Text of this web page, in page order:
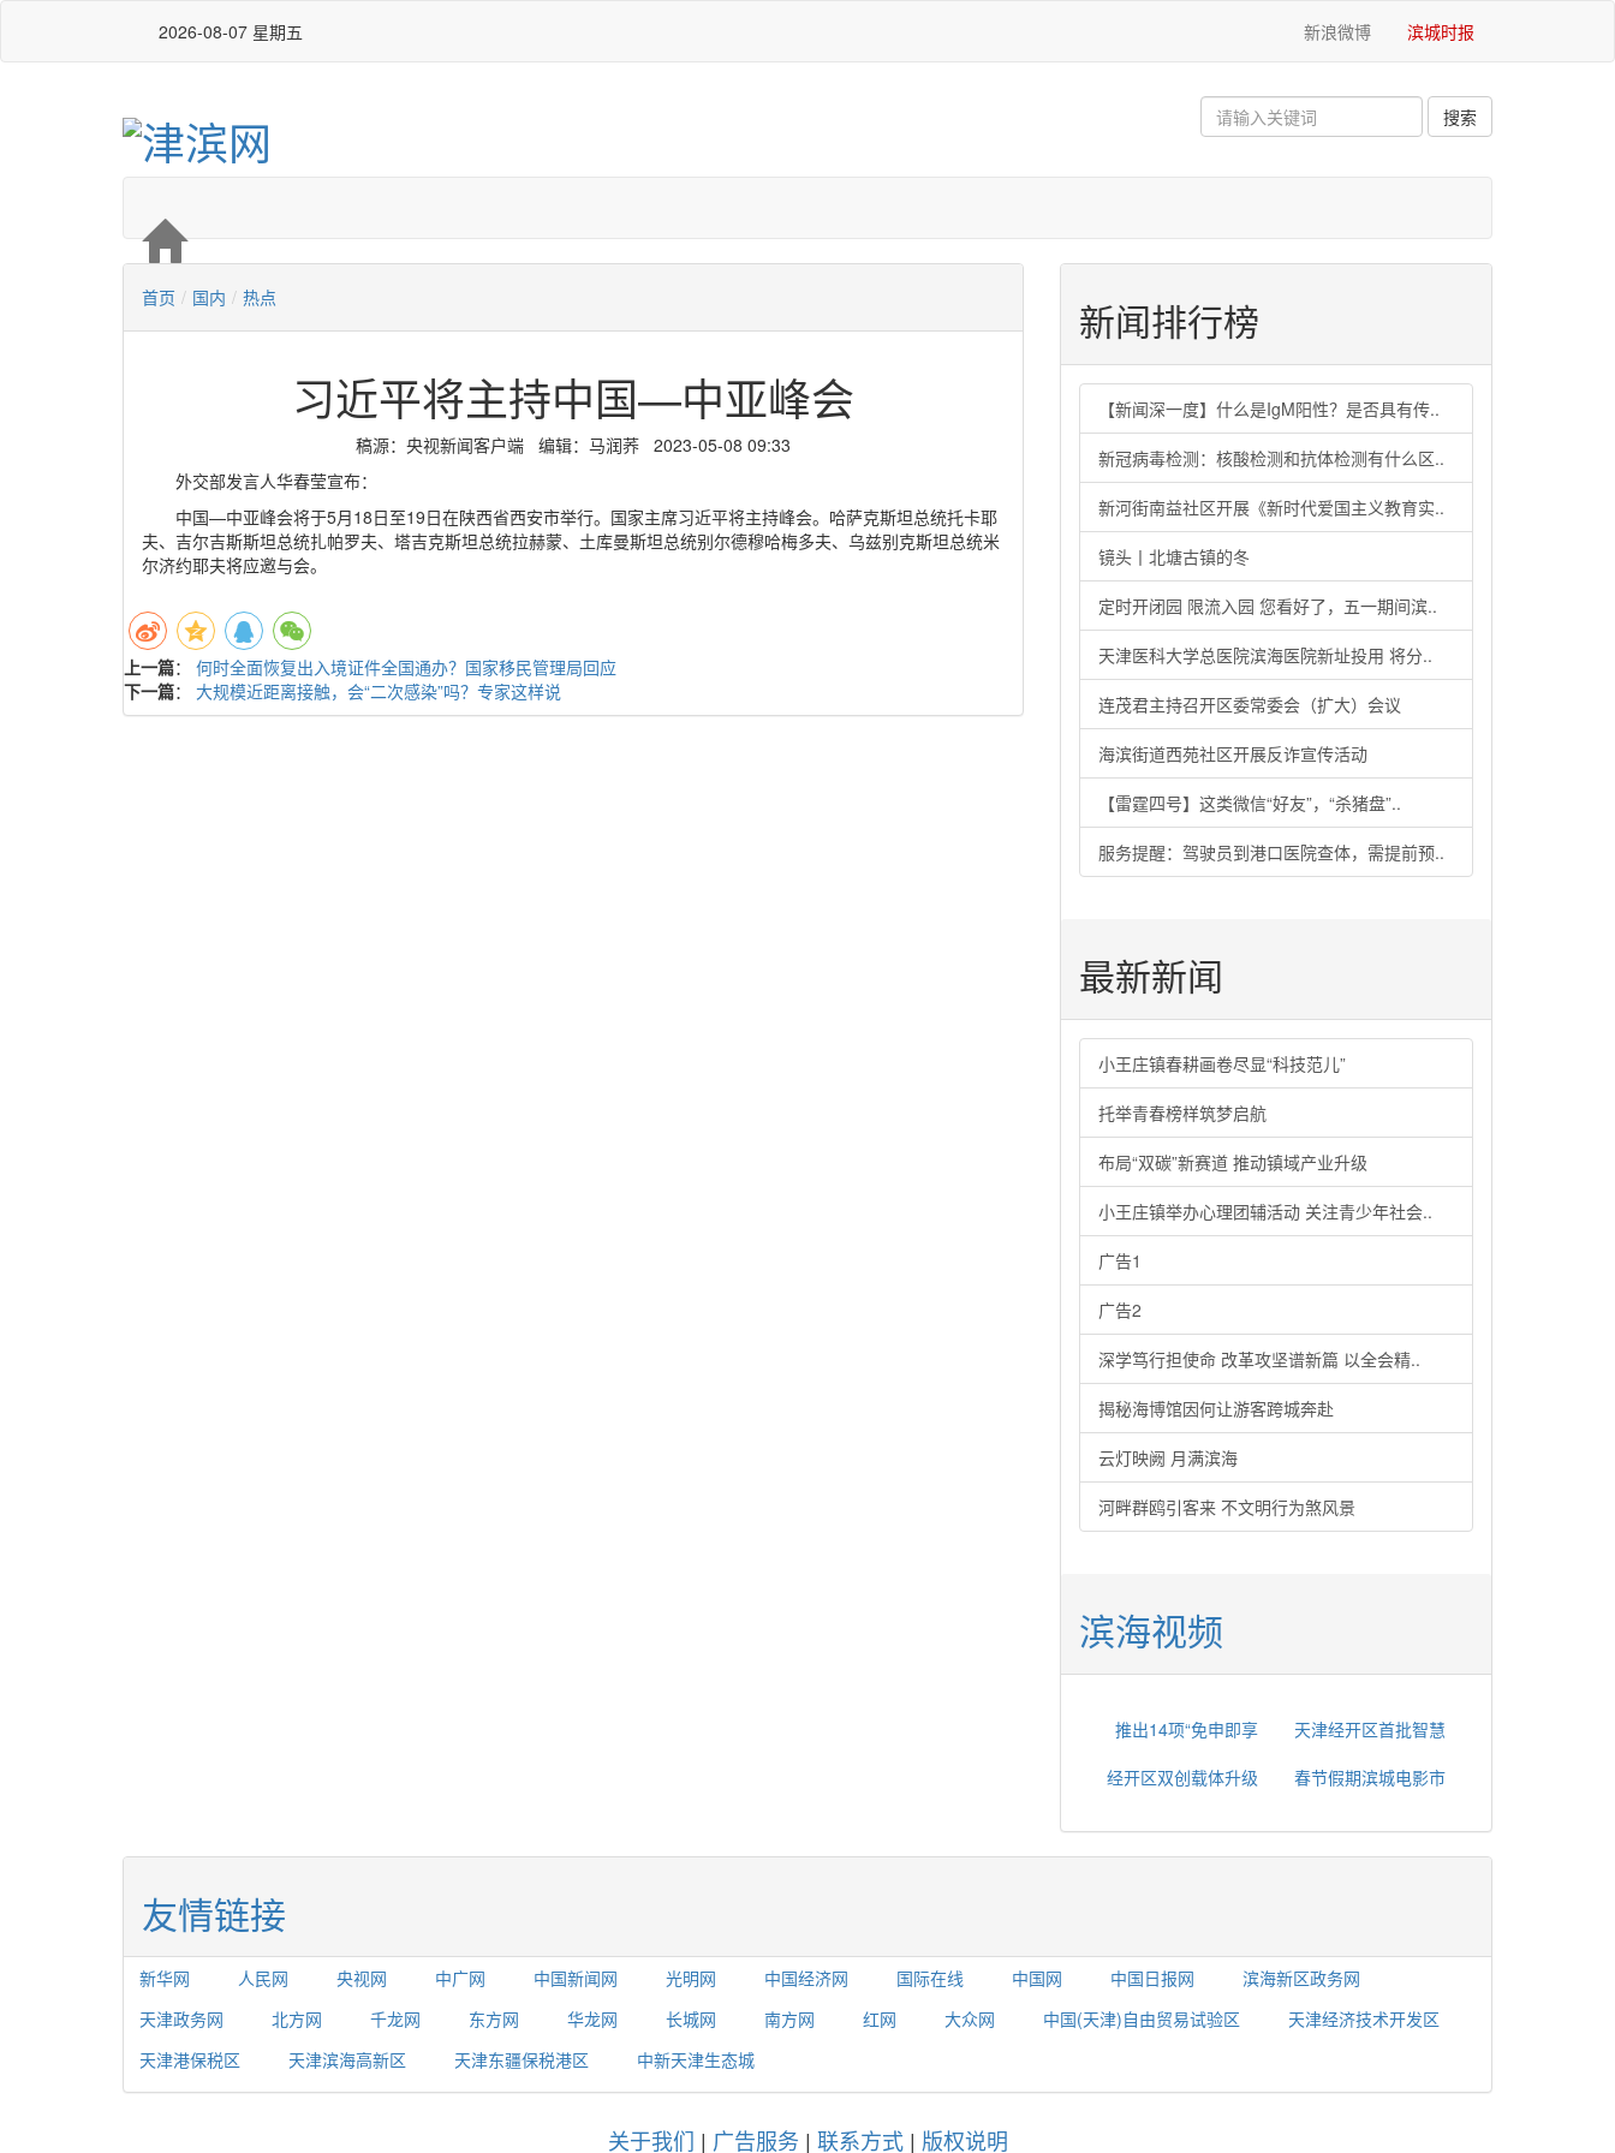
2026-08-07 星期五 新浪微博 滨城时报
首页 / 国内 / 热点
习近平将主持中国—中亚峰会
稿源：央视新闻客户端 编辑：马润荞 2023-05-08 09:33
外交部发言人华春莹宣布：
中国—中亚峰会将于5月18日至19日在陕西省西安市举行。国家主席习近平将主持峰会。哈萨克斯坦总统托卡耶
夫、吉尔吉斯斯坦总统扎帕罗夫、塔吉克斯坦总统拉赫蒙、土库曼斯坦总统别尔德穆哈梅多夫、乌兹别克斯坦总统米
尔济约耶夫将应邀与会。
上一篇： 何时全面恢复出入境证件全国通办？国家移民管理局回应
下一篇： 大规模近距离接触，会“二次感染”吗？专家这样说
新闻排行榜
【新闻深一度】什么是IgM阳性？是否具有传..
新冠病毒检测：核酸检测和抗体检测有什么区..
新河街南益社区开展《新时代爱国主义教育实..
镜头丨北塘古镇的冬
定时开闭园 限流入园 您看好了，五一期间滨..
天津医科大学总医院滨海医院新址投用 将分..
连茂君主持召开区委常委会（扩大）会议
海滨街道西苑社区开展反诈宣传活动
【雷霆四号】这类微信“好友”，“杀猪盘”..
服务提醒：驾驶员到港口医院查体，需提前预..
最新新闻
小王庄镇春耕画卷尽显“科技范儿”
托举青春榜样筑梦启航
布局“双碳”新赛道 推动镇域产业升级
小王庄镇举办心理团辅活动 关注青少年社会..
广告1
广告2
深学笃行担使命 改革攻坚谱新篇 以全会精..
揭秘海博馆因何让游客跨城奔赴
云灯映阙 月满滨海
河畔群鸥引客来 不文明行为煞风景
滨海视频
推出14项“免申即享
天津经开区首批智慧
经开区双创载体升级
春节假期滨城电影市
友情链接
新华网 人民网 央视网 中广网 中国新闻网 光明网 中国经济网 国际在线 中国网 中国日报网
滨海新区政务网
天津政务网
北方网 千龙网 东方网 华龙网 长城网 南方网 红网 大众网 中国(天津)自由贸易试验区
天津经济技术开发区
天津港保税区
天津滨海高新区 天津东疆保税港区 中新天津生态城
关于我们 | 广告服务 | 联系方式| 版权说明